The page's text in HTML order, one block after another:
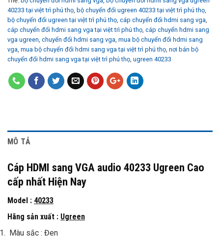
40233 tại việt trì phú thọ bộ chuyển đổi ugreen 40233 tại việt trì phú thọ
bộ chuyển đổi ugreen tại việt trì phú thọ cáp chuyển đổi hdmi sang vga
cáp chuyển đổi hdmi sang vga tại việt trì phú thọ cáp chuyển hdmi sang
vga ugreen chuyển đổi hdmi sang vga mua bộ chuyển đổi hdmi sang
vga mua bộ chuyển đổi hdmi sang vga tại việt trì phú thọ nơi bán bộ
chuyển đổi hdmi sang vga tại việt trì phú thọ ugreen 40233
MÔ TẢ
Cáp HDMI sang VGA audio 40233 Ugreen Cao
cấp nhất Hiện Nay
Model : 40233
Hãng sản xuất : Ugreen
Màu sắc : Đen